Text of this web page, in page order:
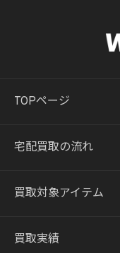
TOPページ
宅配買取の流れ
買取対象アイテム
買取実績